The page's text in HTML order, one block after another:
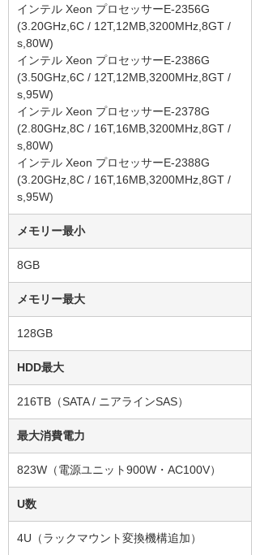
インテル Xeon プロセッサーE-2356G
(3.20GHz,6C / 12T,12MB,3200MHz,8GT /
s,80W)
インテル Xeon プロセッサーE-2386G
(3.50GHz,6C / 12T,12MB,3200MHz,8GT /
s,95W)
インテル Xeon プロセッサーE-2378G
(2.80GHz,8C / 16T,16MB,3200MHz,8GT /
s,80W)
インテル Xeon プロセッサーE-2388G
(3.20GHz,8C / 16T,16MB,3200MHz,8GT /
s,95W)
メモリー最小
8GB
メモリー最大
128GB
HDD最大
216TB（SATA / ニアラインSAS）
最大消費電力
823W（電源ユニット900W・AC100V）
U数
4U（ラックマウント変換機構追加）